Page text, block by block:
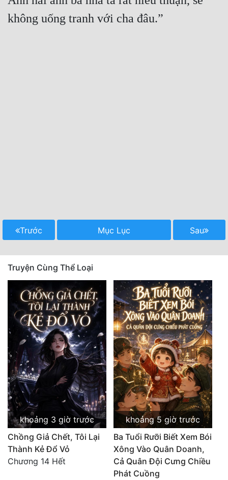
Trước Mục Lục Sau
Truyện Cùng Thể Loại
khoảng 3 giờ trước
Chồng Giả Chết, Tôi Lại
Thành Kẻ Đổ Vỏ
Chương 14 Hết
khoảng 5 giờ trước
Ba Tuổi Rưỡi Biết Xem Bói
Xông Vào Quân Doanh,
Cả Quân Đội Cưng Chiều
Phát Cuồng